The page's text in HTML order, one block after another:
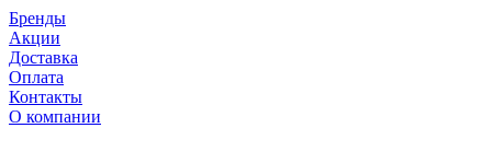
Бренды
Акции
Доставка
Оплата
Контакты
О компании